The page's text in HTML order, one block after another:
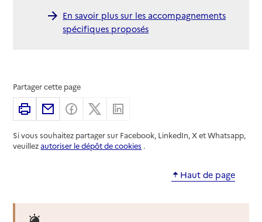
En savoir plus sur les accompagnements
spécifiques proposés
Partager cette page
ImprimerPartager par email
Partager sur Facebook
Partager sur X
Si vous souhaitez partager sur Facebook, LinkedIn, X et Whatsapp,
veuillezautoriser le dépôt de cookies .
Haut de page